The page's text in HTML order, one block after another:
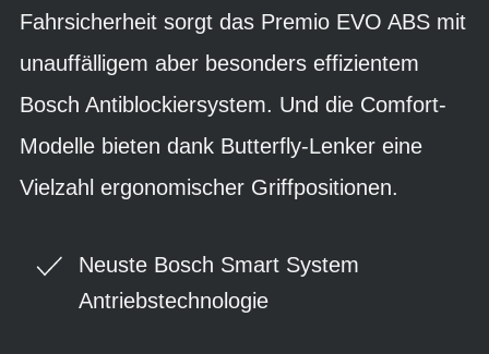
Fahrsicherheit sorgt das Premio EVO ABS mit
unauffälligem aber besonders effizientem
Bosch Antiblockiersystem. Und die Comfort-
Modelle bieten dank Butterfly-Lenker eine
Vielzahl ergonomischer Griffpositionen.
Neuste Bosch Smart System
Antriebstechnologie